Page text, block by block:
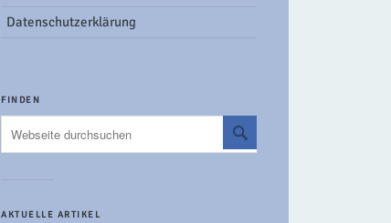
Datenschutzerklärung
FINDEN
AKTUELLE ARTIKEL